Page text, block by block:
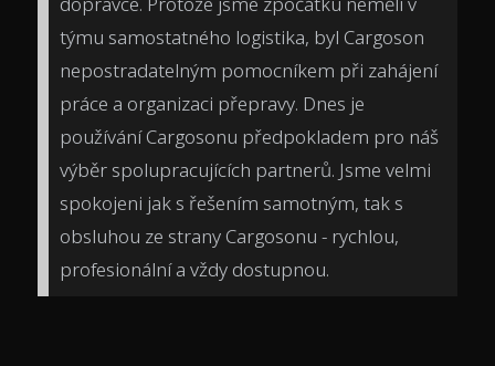
týmu samostatného logistika, byl Cargoson
nepostradatelným pomocníkem při zahájení
práce a organizaci přepravy. Dnes je
používání Cargosonu předpokladem pro náš
výběr spolupracujících partnerů. Jsme velmi
spokojeni jak s řešením samotným, tak s
obsluhou ze strany Cargosonu - rychlou,
profesionální a vždy dostupnou.